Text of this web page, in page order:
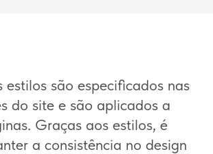
estilos são especificados nas
do site e são aplicados a
Graças aos estilos, é
a consistência no design